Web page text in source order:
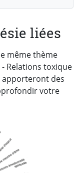
liées
même thème
Relations toxique
apporteront des
votre